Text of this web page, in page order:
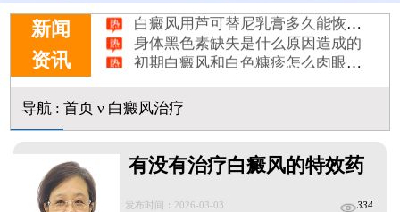
新闻
资讯
白癜风用芦可替尼乳膏多久能恢复正常色
身体黑色素缺失是什么原因造成的
初期白癜风和白色糠疹怎么肉眼区分
石家庄远大中医皮肤病医院看白斑好吗
初期白癜风怎么治疗好得快
白癜风早期是什么症状图片
导航: 首页ν 白癜风治疗
有没有治疗白癜风的特效药
发布时间：2026-03-03 334